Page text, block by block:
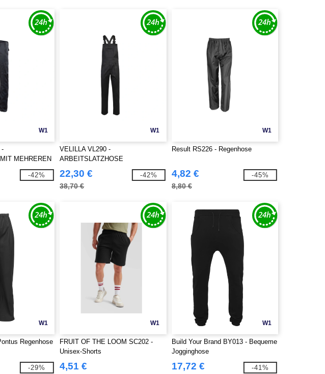
W1
-
MEHREREN
-42%
W1
VELILLA VL290 -
ARBEITSLATZHOSE
22,30 €
38,70 €
-42%
W1
Result RS226 - Regenhose
4,82 €
8,80 €
-45%
W1
Regenhose
-29%
W1
FRUIT OF THE LOOM SC202 -
Unisex-Shorts
4,51 €
W1
Build Your Brand BY013 - Bequeme
Jogginghose
17,72 € -41%